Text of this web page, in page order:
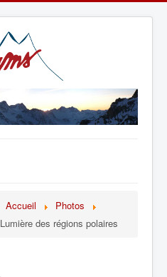
Accueil
Photos
Lumière des régions polaires